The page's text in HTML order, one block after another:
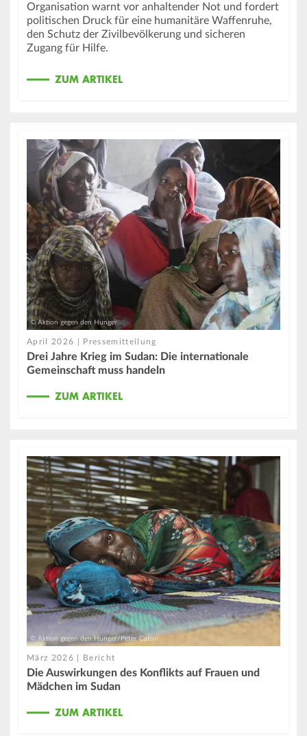
Organisation warnt vor anhaltender Not und fordert
politischen Druck für eine humanitäre Waffenruhe,
den Schutz der Zivilbevölkerung und sicheren
Zugang für Hilfe.
ZUM ARTIKEL
© Aktion gegen den Hunger
April 2026 | Pressemitteilung
Drei Jahre Krieg im Sudan: Die internationale
Gemeinschaft muss handeln
ZUM ARTIKEL
© Aktion gegen den Hunger/Peter Caton
März 2026 | Bericht
Die Auswirkungen des Konflikts auf Frauen und
Mädchen im Sudan
ZUM ARTIKEL